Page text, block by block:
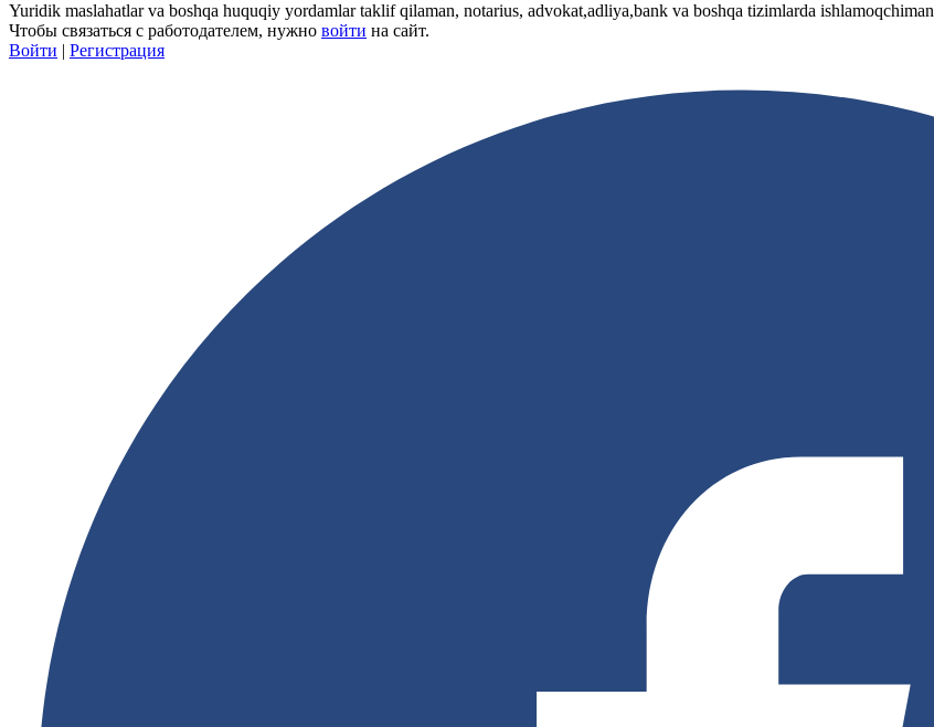
Yuridik maslahatlar va boshqa huquqiy yordamlar taklif qilaman, notarius, advokat,adliya,bank va boshqa tizimlarda ishlamoqchiman
Чтобы связаться с работодателем, нужно войти на сайт.
Войти | Регистрация